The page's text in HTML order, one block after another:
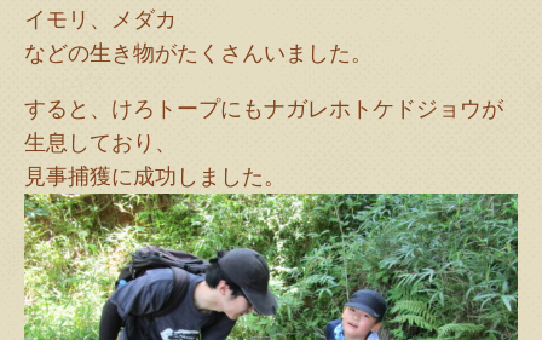
イモリ、メダカ
などの生き物がたくさんいました。
すると、けろトープにもナガレホトケドジョウが
生息しており、
見事捕獲に成功しました。